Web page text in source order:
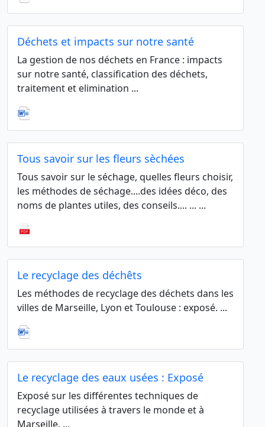
Déchets et impacts sur notre santé
La gestion de nos déchets en France : impacts
sur notre santé, classification des déchets,
traitement et elimination ...
Tous savoir sur les fleurs sèchées
Tous savoir sur le séchage, quelles fleurs choisir,
les méthodes de séchage....des idées déco, des
noms de plantes utiles, des conseils.... ... ...
Le recyclage des déchêts
Les méthodes de recyclage des déchets dans les
villes de Marseille, Lyon et Toulouse : exposé. ...
Le recyclage des eaux usées : Exposé
Exposé sur les différentes techniques de
recyclage utilisées à travers le monde et à
Marseille. ...